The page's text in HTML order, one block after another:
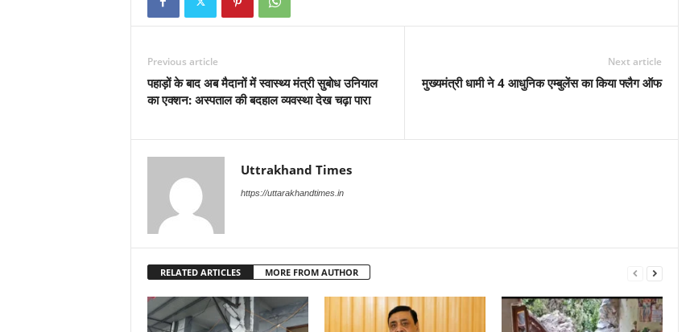
Previous article
पहाड़ों के बाद अब मैदानों में स्वास्थ्य मंत्री सुबोध उनियाल
का एक्शन: अस्पताल की बदहाल व्यवस्था देख चढ़ा पारा
Next article
मुख्यमंत्री धामी ने 4 आधुनिक एम्बुलेंस का किया फ्लैग ऑफ
Uttrakhand Times
https://uttarakhandtimes.in
RELATED ARTICLES MORE FROM AUTHOR